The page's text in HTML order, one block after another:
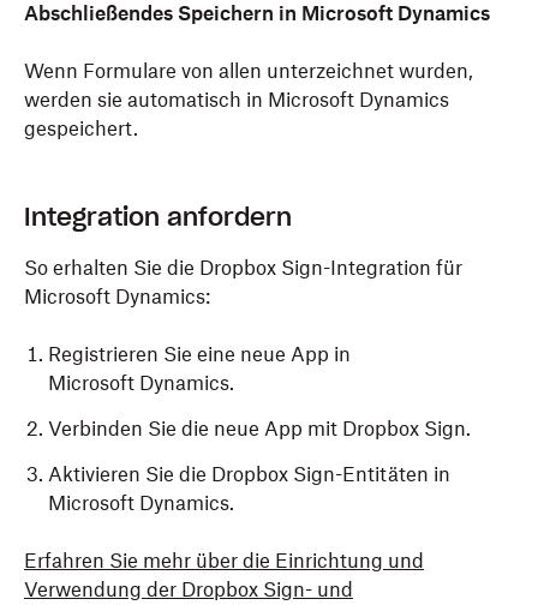
Abschließendes Speichern in Microsoft Dynamics
Wenn Formulare von allen unterzeichnet wurden,
werden sie automatisch in Microsoft Dynamics
gespeichert.
Integration anfordern
So erhalten Sie die Dropbox Sign-Integration für
Microsoft Dynamics:
Registrieren Sie eine neue App in
Microsoft Dynamics.
Verbinden Sie die neue App mit Dropbox Sign.
Aktivieren Sie die Dropbox Sign-Entitäten in
Microsoft Dynamics.
Erfahren Sie mehr über die Einrichtung und
Verwendung der Dropbox Sign- und